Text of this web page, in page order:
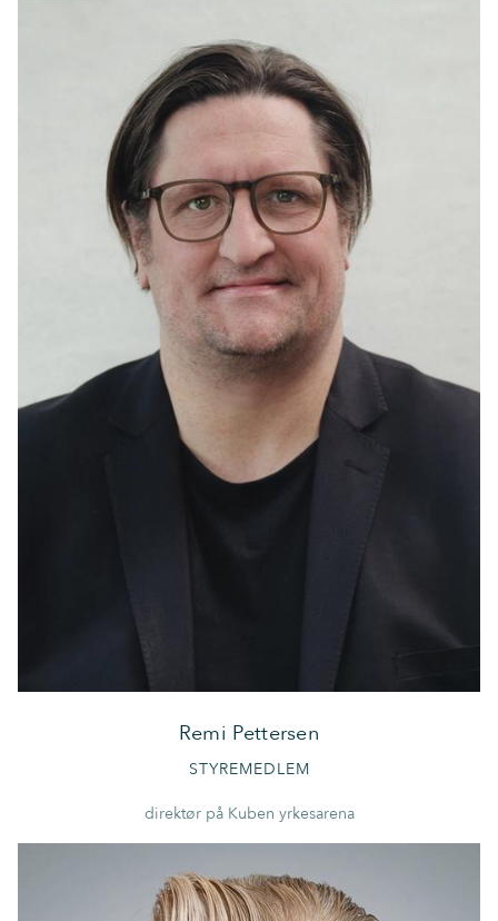
Remi Pettersen
STYREMEDLEM
direktør på Kuben yrkesarena